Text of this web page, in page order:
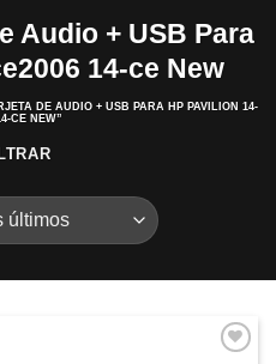
Audio + USB Para
14-ce New
DE AUDIO + USB PARA HP PAVILION 14-
CE NEW”